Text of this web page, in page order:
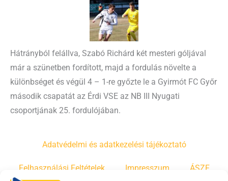
Hátrányból felállva, Szabó Richárd két mesteri góljával
már a szünetben fordított, majd a fordulás növelte a
különbséget és végül 4 – 1-re győzte le a Gyirmót FC Győr
második csapatát az Érdi VSE az NB III Nyugati
csoportjának 25. fordulójában.
Adatvédelmi és adatkezelési tájékoztató
Felhasználási Feltételek Impresszum ÁSZF